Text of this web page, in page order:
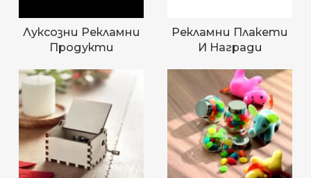
Луксозни Рекламни
Продукти
Рекламни Плакети
И Награди